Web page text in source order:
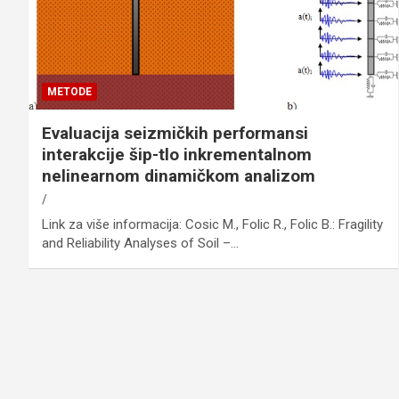
METODE
Evaluacija seizmičkih performansi
interakcije šip-tlo inkrementalnom
nelinearnom dinamičkom analizom
Link za više informacija: Cosic M., Folic R., Folic B.: Fragility
and Reliability Analyses of Soil –…